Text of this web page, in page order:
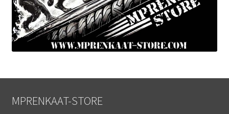
MPRENKAAT-STORE